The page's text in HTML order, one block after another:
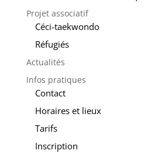
Projet associatif
Céci-taekwondo
Réfugiés
Actualités
Infos pratiques
Contact
Horaires et lieux
Tarifs
Inscription